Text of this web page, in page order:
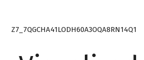
Z7_7QGCHA41LODH60A3OQA8RN14Q1